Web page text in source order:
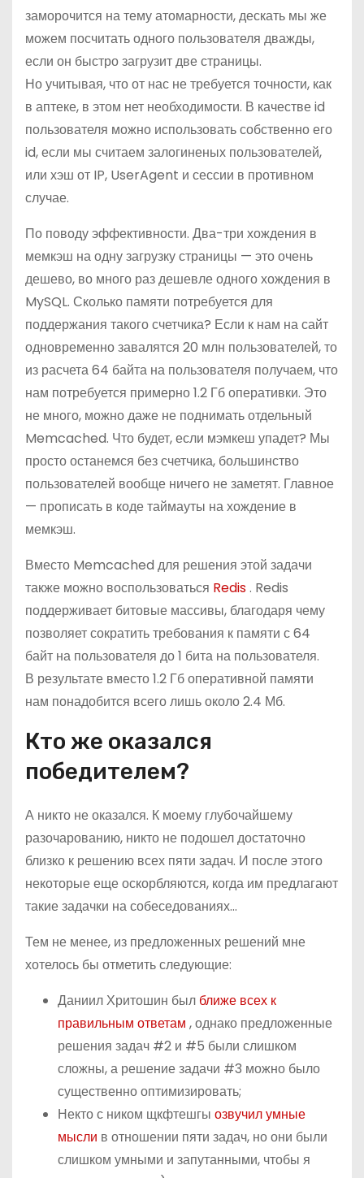
заморочится на тему атомарности, дескать мы же
можем посчитать одного пользователя дважды,
если он быстро загрузит две страницы.
Но учитывая, что от нас не требуется точности, как
в аптеке, в этом нет необходимости. В качестве id
пользователя можно использовать собственно его
id, если мы считаем залогиненых пользователей,
или хэш от IP, UserAgent и сессии в противном
случае.
По поводу эффективности. Два-три хождения в
мемкэш на одну загрузкустраницы — это очень
дешево, во много раз дешевле одного хождения в
MySQL. Сколько памяти потребуется для
поддержания такого счетчика? Если к нам на сайт
одновременно завалятся 20 млн пользователей, то
из расчета 64 байта на пользователя получаем, что
нам потребуется примерно 1.2 Гб оперативки. Это
не много, можно даже не поднимать отдельный
Memcached. Что будет, если мэмкеш упадет? Мы
просто останемся без счетчика, большинство
пользователей вообще ничего не заметят. Главное
— прописать в коде таймауты на хождение в
мемкэш.
Вместо Memcached для решения этой задачи
также можно воспользоваться Redis. Redis
поддерживает битовые массивы, благодаря чему
позволяет сократить требования к памяти с 64
байт на пользователя до 1 бита на пользователя.
В результате вместо 1.2 Гб оперативной памяти
нам понадобится всего лишьоколо 2.4 Мб.
Кто же оказался
победителем?
А никто не оказался. К моему глубочайшему
разочарованию, никто не подошел достаточно
близко к решению всех пяти задач. И после этого
некоторые еще оскорбляются, когда им предлагают
такие задачки на собеседованиях…
Тем не менее, из предложенных решений мне
хотелось бы отметить следующие:
Даниил Хритошин был ближе всех к
правильным ответам , однако предложенные
решения задач #2 и #5 были слишком
сложны, а решение задачи #3 можно было
существенно оптимизировать;
Некто с ником щкфтешгы озвучил умные
мысли в отношении пяти задач, но они были
слишком умными и запутанными, чтобы я